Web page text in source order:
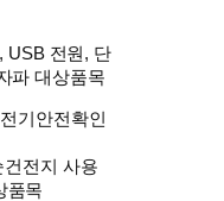
USB 전원, 단
파 대상품목
기안전확인
전지 사용
품목